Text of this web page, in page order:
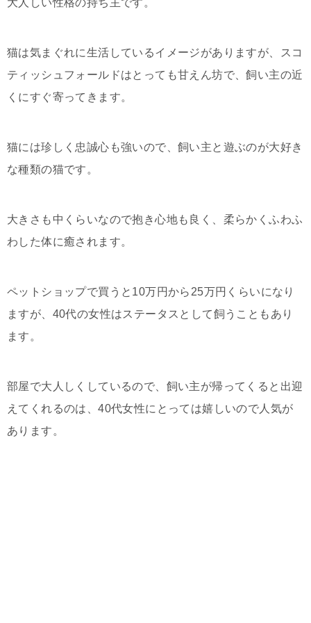
大人しい性格の持ち主です。
猫は気まぐれに生活しているイメージがありますが、スコ
ティッシュフォールドはとっても甘えん坊で、飼い主の近
くにすぐ寄ってきます。
猫には珍しく忠誠心も強いので、飼い主と遊ぶのが大好き
な種類の猫です。
大きさも中くらいなので抱き心地も良く、柔らかくふわふ
わした体に癒されます。
ペットショップで買うと10万円から25万円くらいになり
ますが、40代の女性はステータスとして飼うこともあり
ます。
部屋で大人しくしているので、飼い主が帰ってくると出迎
えてくれるのは、40代女性にとっては嬉しいので人気が
あります。